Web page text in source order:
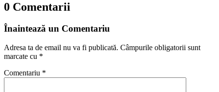
0 Comentarii
Înaintează un Comentariu
Adresa ta de email nu va fi publicată. Câmpurile obligatorii sunt
marcate cu *
Comentariu *